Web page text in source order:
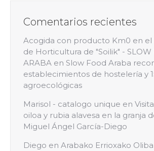
Comentarios recientes
Acogida con producto Km0 en
de Horticultura de "Soilik" - SLOW
ARABA en Slow Food Araba
establecimientos de hostelería y
agroecológicas
Marisol - catalogo unique en
oiloa y rubia alavesa en la granja
Miguel Ángel García-Diego
Diego en Arabako Errioxako